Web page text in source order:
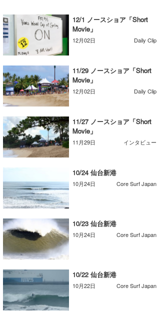
サーフィンエリアガイド
会員メニュー
12/1 ノースショア「Short
Movie」
12月02日 Daily Clip
11/29 ノースショア「Short
Movie」
12月02日 Daily Clip
11/27 ノースショア「Short
Movie」
11月29日 インタビュー
10/24 仙台新港
10月24日 Core Surf Japan
10/23 仙台新港
10月24日 Core Surf Japan
10/22 仙台新港
10月22日 Core Surf Japan
ショップ情報
ショップ情報
湘南
千葉北
伊豆
千葉南
大阪
四国
ウラナミ
お知らせ
その他
ルール＆How to
VOTE!
サーファーズ
Core Surf Japan
Naoya Kimoto
メディア